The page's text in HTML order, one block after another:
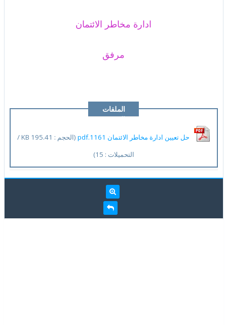
ادارة مخاطر الائتمان
مرفق
الملفات
المرفقة
حل تعيين ادارة مخاطر الائتمان 1161.pdf
(الحجم : 195.41 KB /
التحميلات : 15)